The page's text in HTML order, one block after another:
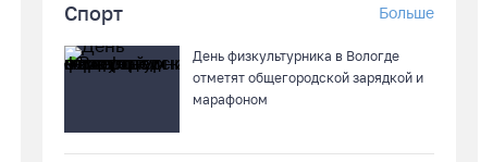
Спорт Больше
День физкультурника в Вологде
отметят общегородской зарядкой и
марафоном